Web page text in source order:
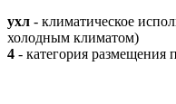
ухл - климатическое
холодным климатом)
4 - категория размещения